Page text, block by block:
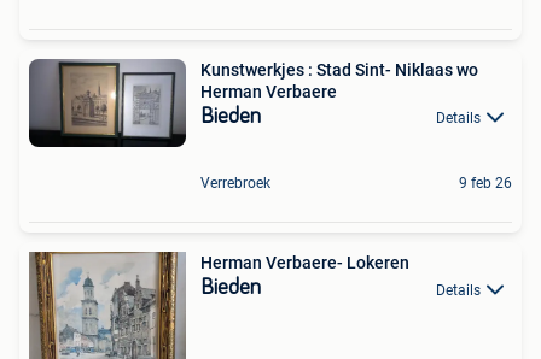
Kunstwerkjes : Stad Sint- Niklaas wo
Herman Verbaere
Bieden Details
Verrebroek 9 feb 26
Herman Verbaere- Lokeren
Bieden Details